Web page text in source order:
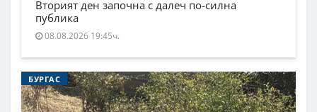
Вторият ден започна с далеч по-силна
публика
08.08.2026 19:45ч.
БУРГАС